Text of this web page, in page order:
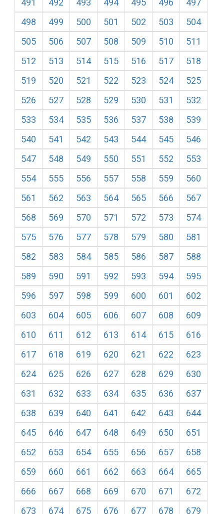
491 492 493 494 495 496
497
498
499 500 501 502 503
504
505
506 507 508 509 510
511
512
513 514 515 516 517
518
519
520 521 522 523 524
525
526
527 528 529 530 531
532
533
534 535 536 537 538
539
540
541 542 543 544 545
546
547
548 549 550 551 552
553
554
555 556 557 558 559
560
561
562 563 564 565 566
567
568
569 570 571 572 573
574
575
576 577 578 579 580
581
582
583 584 585 586 587
588
589
590 591 592 593 594
595
596
597 598 599 600 601
602
603
604 605 606 607 608
609
610
611 612 613 614 615
616
617
618 619 620 621 622
623
624
625 626 627 628 629
630
631
632 633 634 635 636
637
638
639 640 641 642 643
644
645
646 647 648 649 650
651
652
653 654 655 656 657
658
659
660 661 662 663 664
665
666
667 668 669 670 671
672
673
674 675 676 677 678
679